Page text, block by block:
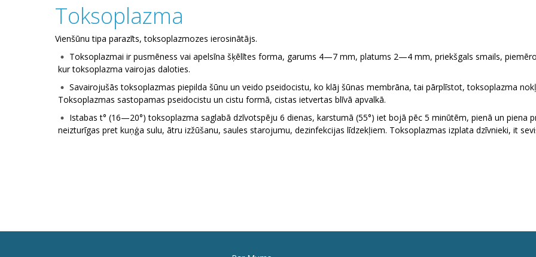
Toksoplazma
Vienšūnu tipa parazīts, toksoplazmozes ierosinātājs.
Toksoplazmai ir pusmēness vai apelsīna šķēlītes forma, garums 4—7 mm, platums 2—4 mm, priekšgals smails,
kur toksoplazma vairojas daloties.
Savairojušās toksoplazmas piepilda šūnu un veido pseidocistu, ko klāj šūnas membrāna, tai pārplīstot, toksoplazma
Toksoplazmas sastopamas pseidocistu un cistu formā, cistas ietvertas blīvā apvalkā.
Istabas t° (16—20°) toksoplazma saglabā dzīvotspēju 6 dienas, karstumā (55°) iet bojā pēc 5 minūtēm, pienā un
neizturīgas pret kuņģa sulu, ātru izžūšanu, saules starojumu, dezinfekcijas līdzekļiem. Toksoplazmas izplata dzīvnieki, it